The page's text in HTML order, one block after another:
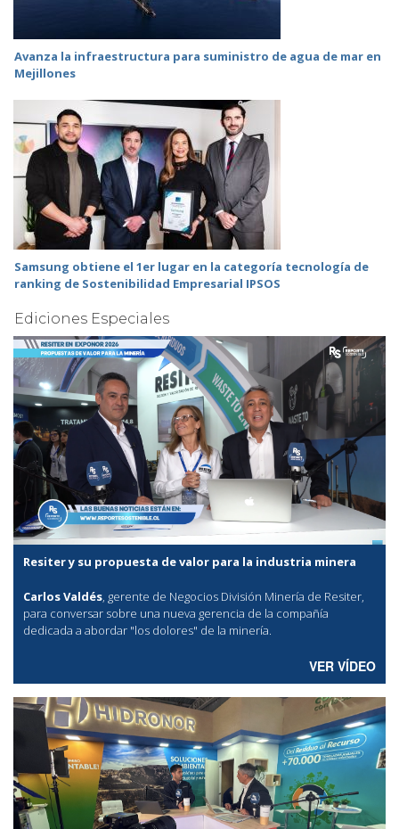
Avanza la infraestructura para suministro de agua de mar en
Mejillones
Samsung obtiene el 1er lugar en la categoría tecnología de
ranking de Sostenibilidad Empresarial IPSOS
Ediciones Especiales
Resiter y su propuesta de valor para la industria minera
Carlos Valdés, gerente de Negocios División Minería de Resiter,
para conversar sobre una nueva gerencia de la compañía
dedicada a abordar "los dolores" de la minería.
VER VÍDEO